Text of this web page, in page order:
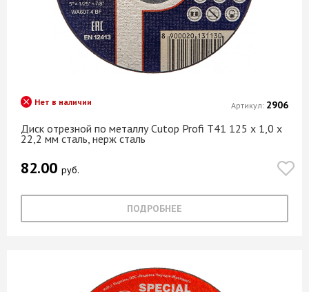
Диск отрезной по металлу Cutop Profi Т41 125 х 1,0 х
22,2 мм сталь, нерж сталь
Нет в наличии
82.00 руб.
ПОДРОБНЕЕ
Артикул: 2906